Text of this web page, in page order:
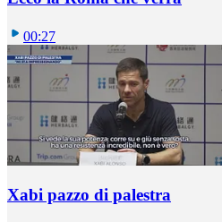
00:27
Xabi pazzo di palestra